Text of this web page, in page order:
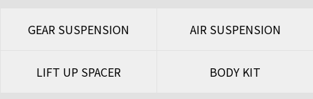
GEAR SUSPENSION AIR SUSPENSION
LIFT UP SPACER BODY KIT